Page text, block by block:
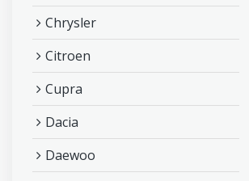
Chrysler
Citroen
Cupra
Dacia
Daewoo